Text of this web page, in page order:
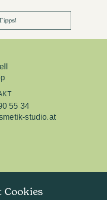
55 34
studio.at
Cookies